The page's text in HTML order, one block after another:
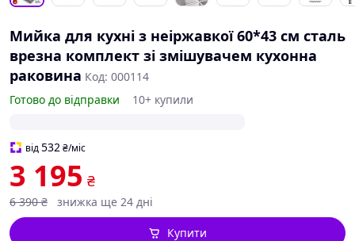
Мийка для кухні з неіржавкої 60*43 см сталь
врезна комплект зі змішувачем кухонна
раковина Код: 000114
Готово до відправки
10+ купили
від532₴/міс
3 195 ₴
6 390 ₴ знижка ще 24 дні
Купити